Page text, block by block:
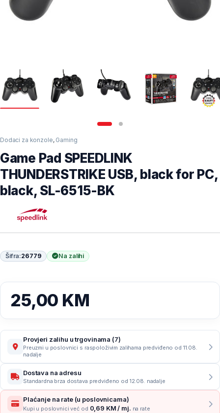
Dodaci za konzole, Gaming
Game Pad SPEEDLINK
THUNDERSTRIKE USB, black for PC,
black, SL-6515-BK
Šifra:26779 Na zalihi
25,00 KM
Provjeri zalihu u trgovinama (7)
Preuzmi u poslovnici s raspoloživim zalihama predviđeno od 11.08.
nadalje
Dostava na adresu
Standardna brza dostava predviđeno od 12.08. nadalje
Plaćanje na rate (u poslovnicama)
Kupi u poslovnici već od 0,69 KM / mj. na rate